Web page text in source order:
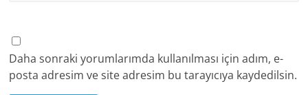
Daha sonraki yorumlarımda kullanılması için adım, e-
posta adresim ve site adresim bu tarayıcıya kaydedilsin.